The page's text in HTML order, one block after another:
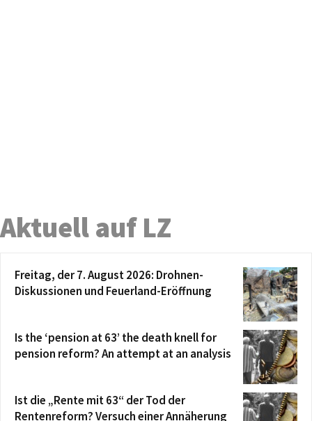
Aktuell auf LZ
Freitag, der 7. August 2026: Drohnen-
Diskussionen und Feuerland-Eröffnung
Is the ‘pension at 63’ the death knell for
pension reform? An attempt at an analysis
Ist die „Rente mit 63“ der Tod der
Rentenreform? Versuch einer Annäherung